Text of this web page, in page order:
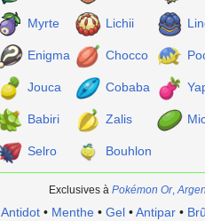
Myrte Lichii
Enigma Chocco
Jouca Cobaba
Babiri Zalis
Selro Bouhlon
Exclusives à Pokémon Or,
Antidot• Menthe• Gel•Antipar•